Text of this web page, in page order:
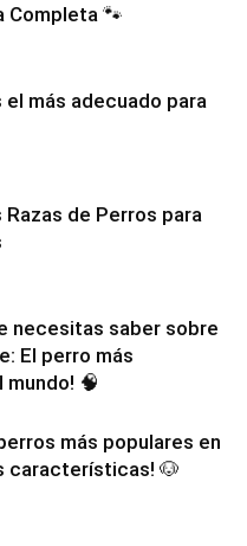
Completa 🐾
el más adecuado para
de Perros para
necesitas saber sobre
El perro más
🧠
más populares en
características! 🐶